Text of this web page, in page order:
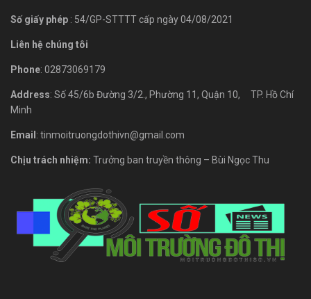
Số giấy phép : 54/GP-STTTT cấp ngày 04/08/2021
Liên hệ chúng tôi
Phone: 02873069179
Address: Số 45/6b Đường 3/2., Phường 11, Quận 10, TP. Hồ Chí
Minh
Email : tinmoitruongdothivn@gmail.com
Chịu trách nhiệm: Trưởng ban truyền thông – Bùi Ngọc Thu